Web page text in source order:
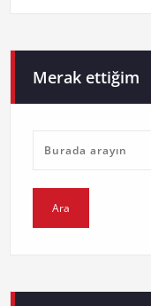
Merak ettiğim